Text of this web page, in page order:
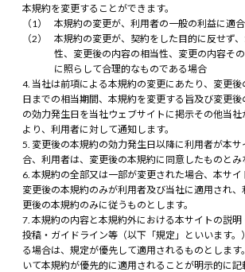
本規約を変更することができます。
本規約の変更が、利用者の一般の利益に適
本規約の変更が、契約をした目的に反せず
性、変更後の内容の相当性、変更の内容そ
に照らして合理的なものである場合
当社は前項による本規約の変更にあたり、変更
日までの相当期間、本規約を変更する旨及び変更
の効力発生日を当社ウェブサイトに掲示その他当社
より、利用者に対して通知します。
変更後の本規約の効力発生日以降に利用者が本
合、利用者は、変更後の本規約に同意したものとみ
本規約の全部又は一部が変更された場合、本サイ
変更後の本規約のみが利用者及び当社に適用され
更後の本規約のみに従うものとします。
本規約の内容と本規約外における本サイトの説明
投稿・ガイドライン等（以下「規定」といいます。
る場合は、規定が優先して適用されるものとします
いて本規約が優先的に適用されることが明示的に